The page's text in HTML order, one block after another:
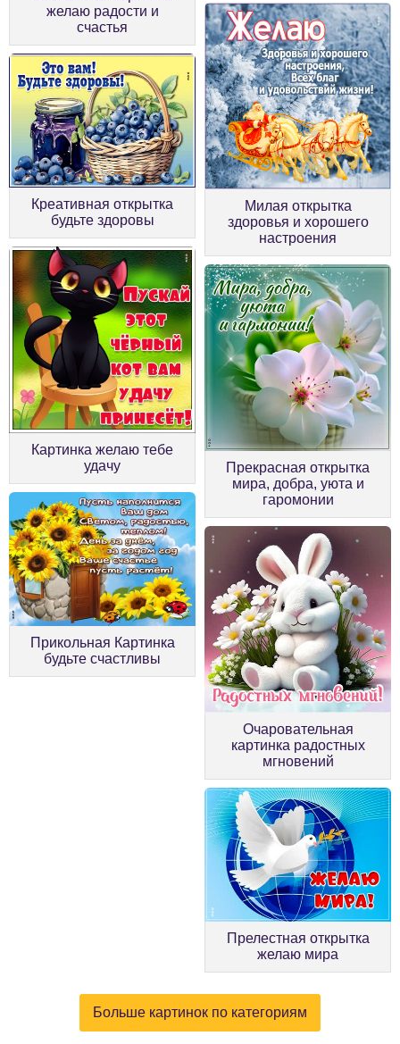
желаю радости и
счастья
Милая открытка
здоровья и хорошего
настроения
Креативная открытка
будьте здоровы
Прекрасная открытка
мира, добра, уюта и
гаромонии
Картинка желаю тебе
удачу
Очаровательная
картинка радостных
мгновений
Прикольная Картинка
будьте счастливы
Прелестная открытка
желаю мира
Больше картинок по категориям